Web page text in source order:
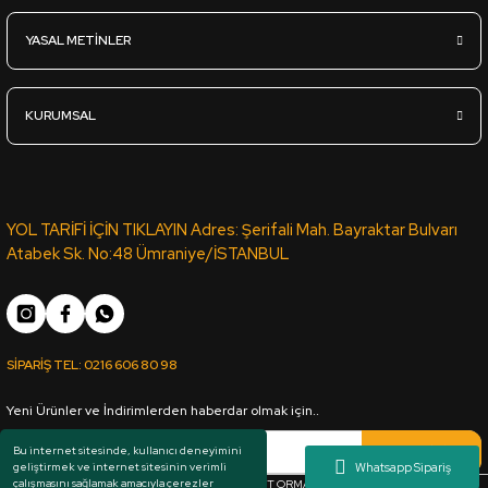
Bu internet sitesinde, kullanıcı deneyimini
geliştirmek ve internet sitesinin verimli
çalışmasını sağlamak amacıyla çerezler
880,00TL
YASAL METİNLER
KURUMSAL
YOL TARİFİ İÇİN TIKLAYIN Adres: Şerifali Mah. Bayraktar Bulvarı
Atabek Sk. No:48 Ümraniye/İSTANBUL
SİPARİŞ TEL:0216 606 80 98
Yeni Ürünler ve İndirimlerden haberdar olmak için..
Kaydol
Her hakkı saklıdır. Copyright © 1983 - 2025 ARKUT ORMAN ÜRÜNLERİ SAN. VE TİC. LTD.